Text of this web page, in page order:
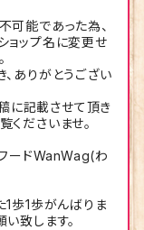
可能であった為、
ョップ名に変更せ
ありがとうござい
に記載させて頂き
くださいませ。
ードWanWag(わ
1歩1歩がんばりま
致します。